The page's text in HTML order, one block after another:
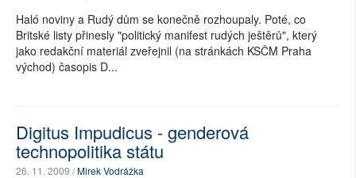
Haló noviny a Rudý dům se konečně rozhoupaly. Poté, co
Britské listy přinesly "politický manifest rudých ještěrů", který
jako redakční materiál zveřejnil (na stránkách KSČM Praha
východ) časopis D...
Digitus Impudicus - genderová
technopolitika státu
26. 11. 2009 /Mirek Vodrážka